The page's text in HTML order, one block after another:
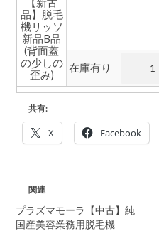
【新古
品】脱毛
機リッソ
新品B品
(背面蓋
の少しの
歪み)
在庫有り
共有:
X Facebook
関連
プラズマモーラ【中古】純
国産美容業務用脱毛機